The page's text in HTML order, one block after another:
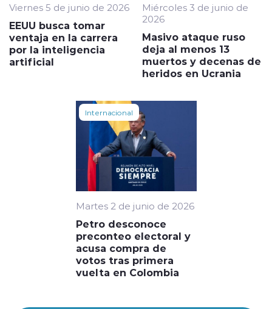
Viernes 5 de junio de 2026
EEUU busca tomar
ventaja en la carrera
por la inteligencia
artificial
Miércoles 3 de junio de
2026
Masivo ataque ruso
deja al menos 13
muertos y decenas de
heridos en Ucrania
Internacional
Martes 2 de junio de 2026
Petro desconoce
preconteo electoral y
acusa compra de
votos tras primera
vuelta en Colombia